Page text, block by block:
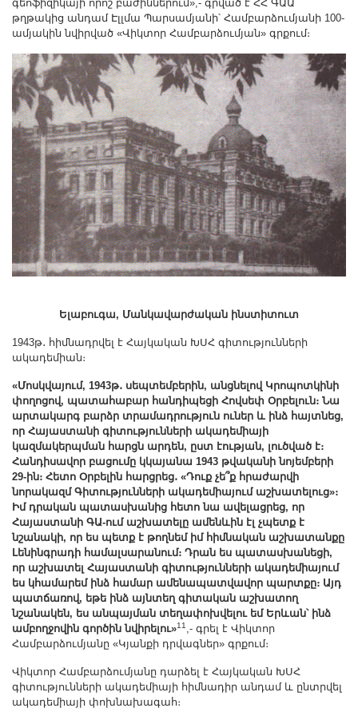
գեոֆիզիկայի որոշ բաժիններում»,- գրված է ՀՀ ԳԱԱ
թղթակից անդամ Էլլմա Պարսամյանի՝ Համբարձումյանի 100-
ամյակին նվիրված «Վիկտոր Համբարձումյան» գրքում։
Ելաբուգա, Մանկավարժական ինստիտուտ
1943թ․ հիմնադրվել է Հայկական ԽՍՀ գիտությունների
ակադեմիան։
«Մոսկվայում, 1943թ․ սեպտեմբերին, անցնելով Կրոպոտկինի
փողոցով, պատահաբար հանդիպեցի Հովսեփ Օրբելուն։ Նա
արտակարգ բարձր տրամադրություն ուներ և ինձ հայտնեց,
որ Հայաստանի գիտությունների ակադեմիայի
կազմակերպման հարցն արդեն, ըստ էության, լուծված է։
Հանդիսավոր բացումը կկայանա 1943 թվականի նոյեմբերի
29-ին։ Հետո Օրբելին հարցրեց․ «Դուք չե՞ք հրաժարվի
նորակազմ Գիտությունների ակադեմիայում աշխատելուց»։
Իմ դրական պատասխանից հետո նա ավելացրեց, որ
Հայաստանի ԳԱ-ում աշխատելը ամենևին էլ չպետք է
նշանակի, որ ես պետք է թողնեմ իմ հիմնական աշխատանքը
Լենինգրադի համալսարանում։ Դրան ես պատասխանեցի,
որ աշխատել Հայաստանի գիտությունների ակադեմիայում
ես կհամարեմ ինձ համար ամենապատվավոր պարտքը։ Այդ
պատճառով, եթե ինձ այնտեղ գիտական աշխատող
նշանակեն, ես անպայման տեղափոխվելու եմ Երևան՝ ինձ
ամբողջովին գործին նվիրելու»11 ,- գրել է Վիկտոր
Համբարձումյանը «Կյանքի դրվագներ» գրքում։
Վիկտոր Համբարձումյանը դարձել է Հայկական ԽՍՀ
գիտությունների ակադեմիայի հիմնադիր անդամ և ընտրվել
ակադեմիայի փոխնախագահ։